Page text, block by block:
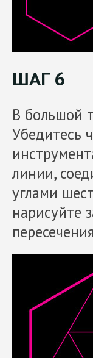
ШАГ 6
В большой
Убедитесь
линии,
углами
нарисуйте